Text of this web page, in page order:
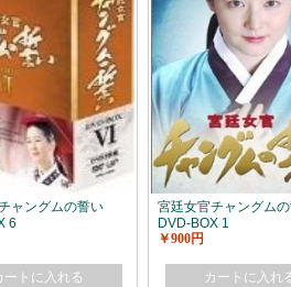
ャングムの誓い
6
ートに入れる
宮廷女官チャングム
DVD-BOX 1
￥900円
カートに入れ